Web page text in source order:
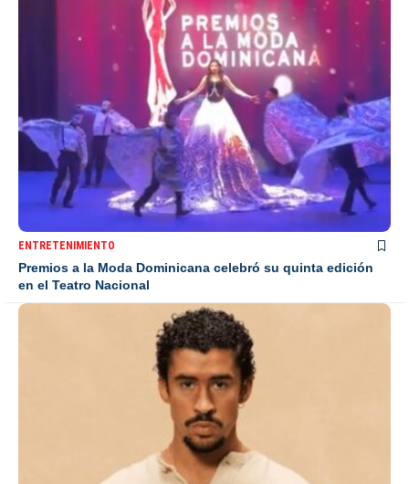
ENTRETENIMIENTO
Premios a la Moda Dominicana celebró su quinta edición
en el Teatro Nacional